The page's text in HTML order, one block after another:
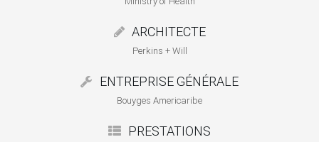
ARCHITECTE
Perkins + Will
ENTREPRISE GÉNÉRALE
Bouyges Americaribe
PRESTATIONS